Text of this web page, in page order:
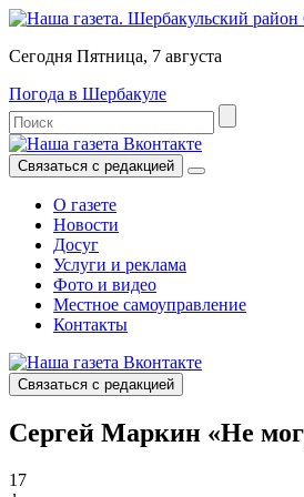
Сегодня Пятница, 7 августа
Погода в Шербакуле
Связаться с редакцией
О газете
Новости
Досуг
Услуги и реклама
Фото и видео
Местное самоуправление
Контакты
Связаться с редакцией
Сергей Маркин «Не
17